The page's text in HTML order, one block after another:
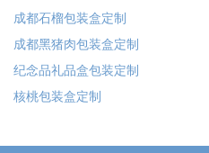
成都石榴包装盒定制
成都黑猪肉包装盒定制
纪念品礼品盒包装定制
核桃包装盒定制